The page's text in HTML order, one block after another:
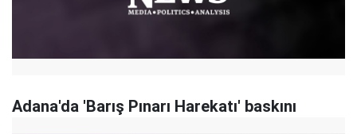
Adana'da 'Barış Pınarı Harekatı' baskını